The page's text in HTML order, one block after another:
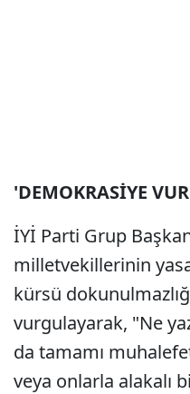
'DEMOKRASİYE
İYİ Parti Grup
milletvekillerinin
kürsü
vurgulayarak, "Ne
da tamamı
veya onlarla alakalı